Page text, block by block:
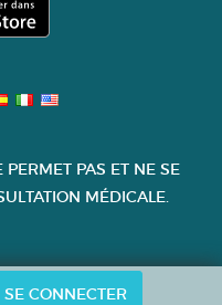
SE CONNECTER
PERMET PAS ET NE SE
MÉDICALE.